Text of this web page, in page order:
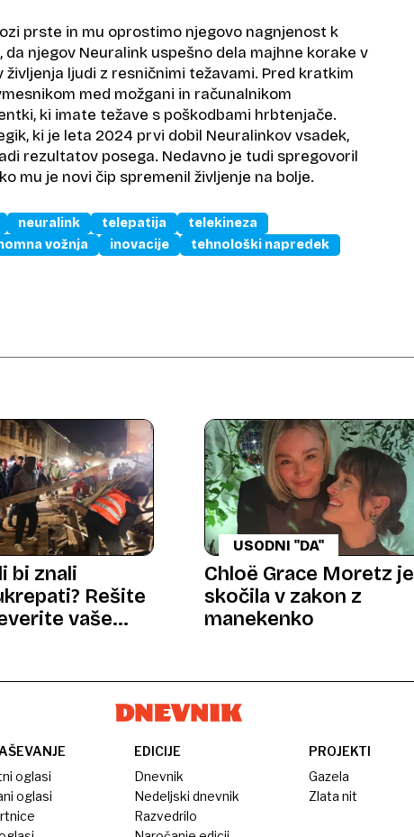
prste in mu oprostimo njegovo nagnjenost k
njegov Neuralink uspešno dela majhne korake v
življenja ljudi z resničnimi težavami. Pred kratkim
med možgani in računalnikom
ki imate težave s poškodbami hrbtenjače.
ki je leta 2024 prvi dobil Neuralinkov vsadek,
rezultatov posega. Nedavno je tudi spregovoril
mu je novi čip spremenil življenje na bolje.
neuralink telepatija
telekineza
vožnja inovacije
tehnološki napredek
bi znali
Rešite
vaše
USODNI "DA"
Chloë Grace Moretz je
skočila v zakon z
manekenko
oglasi
oglasi
EDICIJE
Dnevnik
Nedeljski dnevnik
Razvedrilo
PROJEKTI
Gazela
Zlata nit